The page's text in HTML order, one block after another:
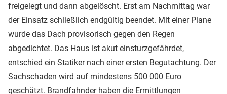
freigelegt und dann abgelöscht. Erst am Nachmittag war
der Einsatz schließlich endgültig beendet. Mit einer Plane
wurde das Dach provisorisch gegen den Regen
abgedichtet. Das Haus ist akut einsturzgefährdet,
entschied ein Statiker nach einer ersten Begutachtung. Der
Sachschaden wird auf mindestens 500 000 Euro
geschätzt. Brandfahnder haben die Ermittlungen